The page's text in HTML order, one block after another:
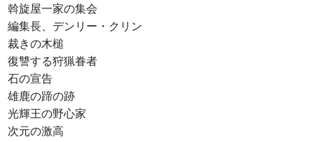
斡旋屋一家の集会
編集長、デンリー・クリン
裁きの木槌
復讐する狩猟眷者
石の宣告
雄鹿の蹄の跡
光輝王の野心家
次元の激高